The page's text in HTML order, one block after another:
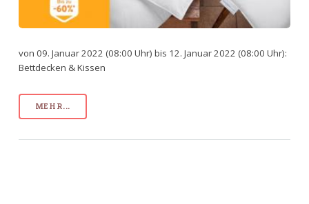
von 09. Januar 2022 (08:00 Uhr) bis 12. Januar 2022 (08:00 Uhr):
Bettdecken & Kissen
MEHR...